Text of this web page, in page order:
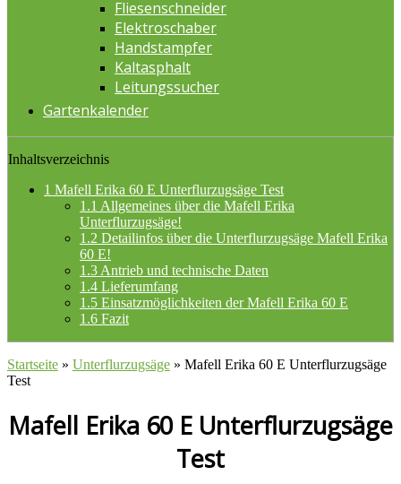
Fliesenschneider
Elektroschaber
Handstampfer
Kaltasphalt
Leitungssucher
Gartenkalender
Inhaltsverzeichnis
1 Mafell Erika 60 E Unterflurzugsäge Test
1.1 Allgemeines über die Mafell Erika
Unterflurzugsäge!
1.2 Detailinfos über die Unterflurzugsäge Mafell Erika
60 E!
1.3 Antrieb und technische Daten
1.4 Lieferumfang
1.5 Einsatzmöglichkeiten der Mafell Erika 60 E
1.6 Fazit
Startseite » Unterflurzugsäge » Mafell Erika 60 E Unterflurzugsäge
Test
Mafell Erika 60 E Unterflurzugsäge
Test